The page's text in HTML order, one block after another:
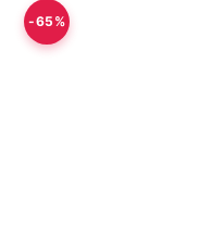
-65%